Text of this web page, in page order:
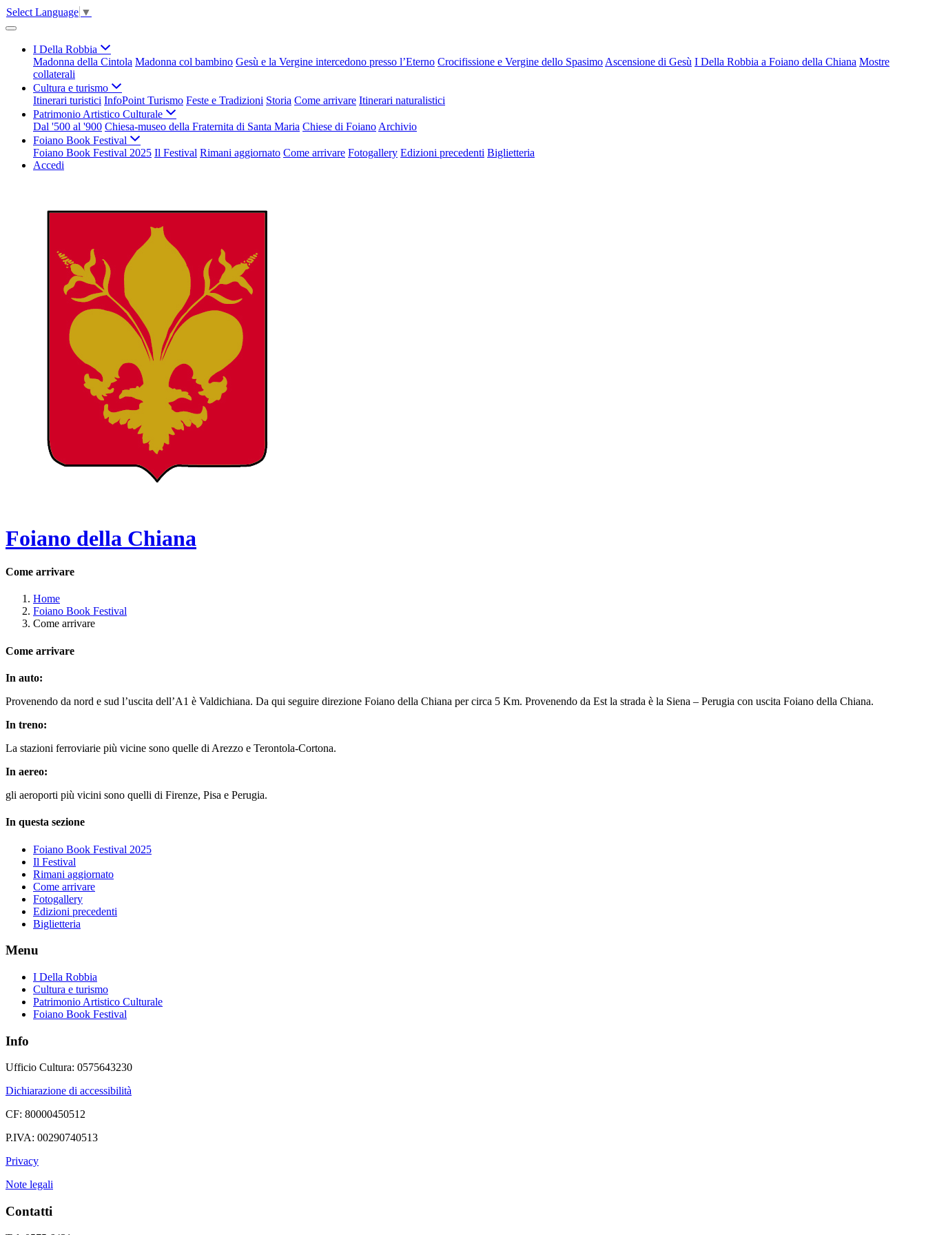
Select Language ▼
I Della Robbia
Madonna della Cintola Madonna col bambino Gesù e la Vergine intercedono presso l’Eterno Crocifissione e Vergine dello Spasimo Ascensione di Gesù I Della Robbia a Foiano della Chiana Mostre
collaterali
Cultura e turismo
Itinerari turistici InfoPoint Turismo Feste e Tradizioni Storia Come arrivare Itinerari naturalistici
Patrimonio Artistico Culturale
Dal '500 al '900 Chiesa-museo della Fraternita di Santa Maria Chiese di Foiano Archivio
Foiano Book Festival
Foiano Book Festival 2025 Il Festival Rimani aggiornato Come arrivare Fotogallery Edizioni precedenti Biglietteria
Accedi
Foiano della Chiana
Come arrivare
Home
Foiano Book Festival
Come arrivare
Come arrivare
In auto:
Provenendo da nord e sud l’uscita dell’A1 è Valdichiana. Da qui seguire direzione Foiano della Chiana per circa 5 Km. Provenendo da Est la strada è la Siena – Perugia con uscita Foiano della Chiana.
In treno:
La stazioni ferroviarie più vicine sono quelle di Arezzo e Terontola-Cortona.
In aereo:
gli aeroporti più vicini sono quelli di Firenze, Pisa e Perugia.
In questa sezione
Foiano Book Festival 2025
Il Festival
Rimani aggiornato
Come arrivare
Fotogallery
Edizioni precedenti
Biglietteria
Menu
I Della Robbia
Cultura e turismo
Patrimonio Artistico Culturale
Foiano Book Festival
Info
Ufficio Cultura: 0575643230
Dichiarazione di accessibilità
CF: 80000450512
P.IVA: 00290740513
Privacy
Note legali
Contatti